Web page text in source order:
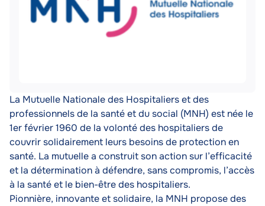
Description
La Mutuelle Nationale des Hospitaliers et des
professionnels de la santé et du social (MNH) est née le
1er février 1960 de la volonté des hospitaliers de
couvrir solidairement leurs besoins de protection en
santé. La mutuelle a construit son action sur l’efficacité
et la détermination à défendre, sans compromis, l’accès
à la santé et le bien-être des hospitaliers.
Pionnière, innovante et solidaire, la MNH propose des